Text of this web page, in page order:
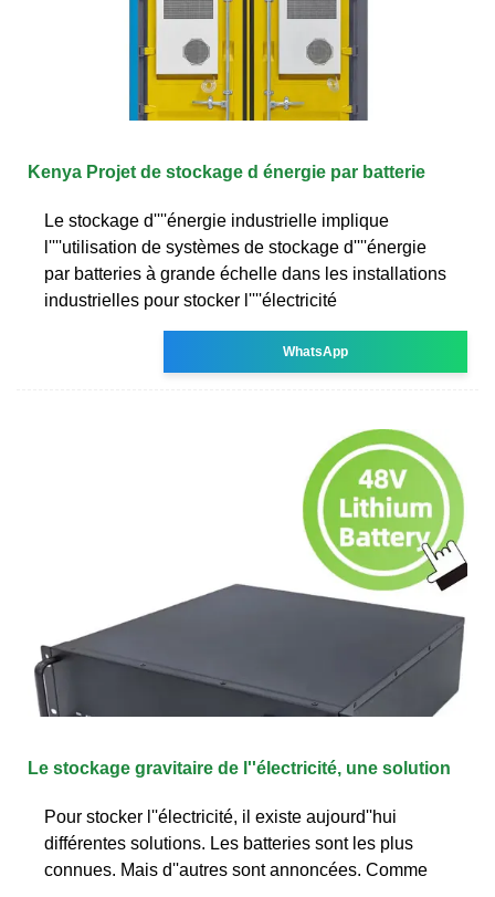
Kenya Projet de stockage d énergie par batterie
Le stockage d''''énergie industrielle implique
l''''utilisation de systèmes de stockage d''''énergie
par batteries à grande échelle dans les installations
industrielles pour stocker l''''électricité
WhatsApp
Le stockage gravitaire de l''électricité, une solution
Pour stocker l''électricité, il existe aujourd''hui
différentes solutions. Les batteries sont les plus
connues. Mais d''autres sont annoncées. Comme